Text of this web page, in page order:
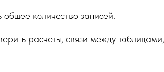
общее количество записей.
расчеты, связи между таблицами,